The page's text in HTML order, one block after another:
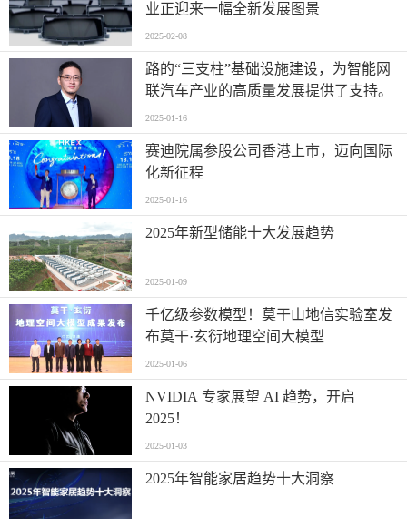
业正迎来一幅全新发展图景
2025-02-08
路的“三支柱”基础设施建设，为智能网
联汽车产业的高质量发展提供了支持。
2025-01-16
赛迪院属参股公司香港上市，迈向国际
化新征程
2025-01-16
2025年新型储能十大发展趋势
2025-01-09
千亿级参数模型！莫干山地信实验室发
布莫干·玄衍地理空间大模型
2025-01-06
NVIDIA 专家展望 AI 趋势，开启
2025！
2025-01-03
2025年智能家居趋势十大洞察